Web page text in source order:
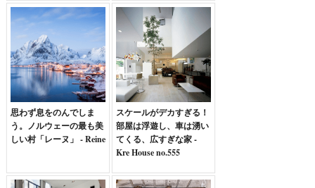
思わず息をのんでしま
う。ノルウェーの最も美
しい村「レーヌ」 - Reine
スケールがデカすぎる！
部屋は浮遊し、車は湧い
てくる、広すぎな家 -
Kre House no.555